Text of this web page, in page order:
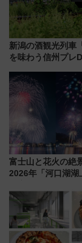
新潟の酒観光列車
を味わう信州プレ
富士山と花火の絶
2026年「河口湖湖
ススメ